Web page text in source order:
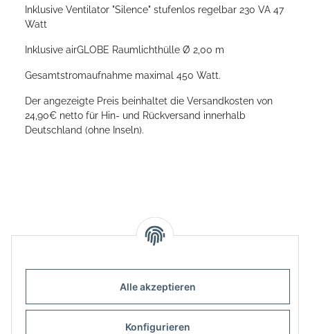
Alle akzeptieren
Konfigurieren
Inklusive Ventilator "Silence" stufenlos regelbar 230 VA 47
Watt
Inklusive airGLOBE Raumlichthülle Ø 2,00 m
Gesamtstromaufnahme maximal 450 Watt.
Der angezeigte Preis beinhaltet die Versandkosten von
24,90€ netto für Hin- und Rückversand innerhalb
Deutschland (ohne Inseln).
Informationen